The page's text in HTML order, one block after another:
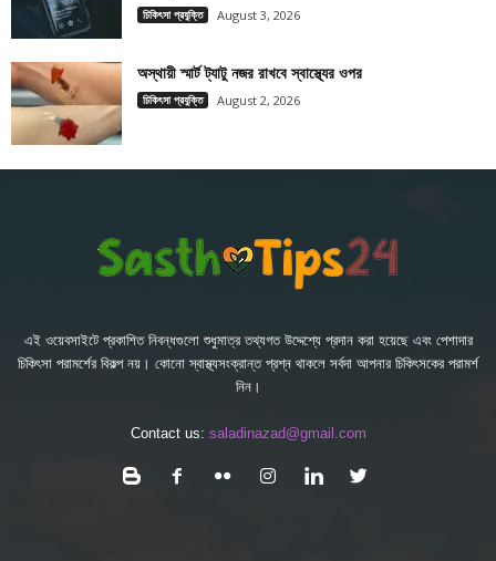
চিকিৎসা প্রযুক্তি August 3, 2026
অস্থায়ী স্মার্ট ট্যাটু নজর রাখবে স্বাস্থ্যের ওপর
চিকিৎসা প্রযুক্তি August 2, 2026
এই ওয়েবসাইটে প্রকাশিত নিবন্ধগুলো শুধুমাত্র তথ্যগত উদ্দেশ্যে প্রদান করা হয়েছে এবং পেশাদার
চিকিৎসা পরামর্শের বিকল্প নয়। কোনো স্বাস্থ্যসংক্রান্ত প্রশ্ন থাকলে সর্বদা আপনার চিকিৎসকের পরামর্শ
নিন।
Contact us: saladinazad@gmail.com